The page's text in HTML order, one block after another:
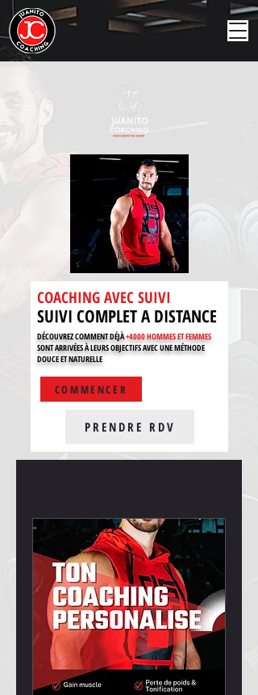
COACHING AVEC SUIVI
SUIVI COMPLET A DISTANCE
DÉCOUVREZ COMMENT DÉJÀ+4000 HOMMES ET FEMMES
SONT ARRIVÉES À LEURS OBJECTIFS AVEC UNE MÉTHODE
DOUCE ET NATURELLE
COMMENCER
PRENDRE RDV